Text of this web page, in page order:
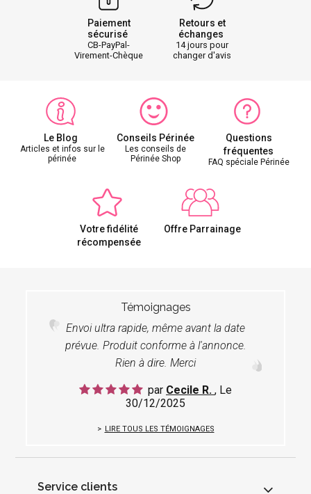
Paiement
sécurisé
CB-PayPal-
Virement-Chèque
Retours et
échanges
14 jours pour
changer d'avis
Le Blog
Articles et infos sur le
périnée
Conseils Périnée
Les conseils de
Périnée Shop
Questions
fréquentes
FAQ spéciale Périnée
Votre fidélité
récompensée
Offre Parrainage
Témoignages
Envoi ultra rapide, même avant la date
prévue. Produit conforme à l'annonce.
Rien à dire. Merci
par Cecile R. , Le
30/12/2025
LIRE TOUS LES TÉMOIGNAGES
Service clients